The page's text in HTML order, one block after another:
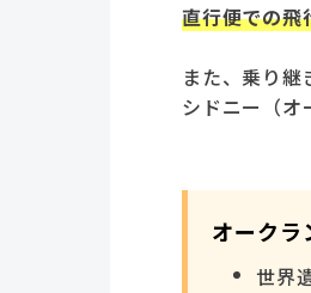
直行便での飛
また、乗り継
シドニー（オ
オークラ
世界